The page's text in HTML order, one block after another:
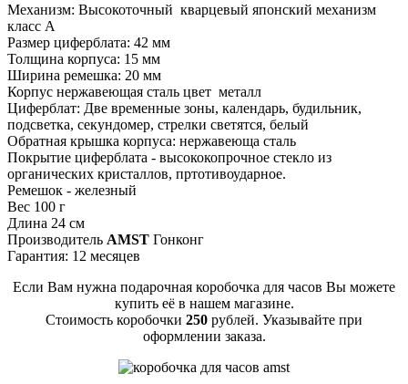
Механизм: Высокоточный кварцевый японский механизм
класс А
Размер циферблата: 42 мм
Толщина корпуса: 15 мм
Ширина ремешка: 20 мм
Корпус нержавеющая сталь цвет металл
Циферблат: Две временные зоны, календарь, будильник,
подсветка, секундомер, стрелки светятся, белый
Обратная крышка корпуса: нержавеюща сталь
Покрытие циферблата - высококопрочное стекло из
органических кристаллов, пртотивоударное.
Ремешок - железный
Вес 100 г
Длина 24 см
Производитель AMST Гонконг
Гарантия: 12 месяцев
Если Вам нужна подарочная коробочка для часов Вы можете
купить её в нашем магазине.
Стоимость коробочки 250 рублей. Указывайте при
оформлении заказа.